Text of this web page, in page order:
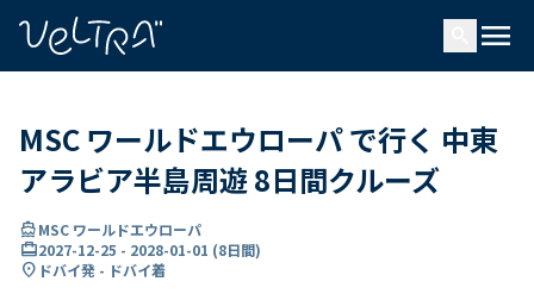
menu
MSC ワールドエウローパ で行く 中東
アラビア半島周遊 8日間クルーズ
directions_boatMSC ワールドエウローパ
card_travel2027-12-25 - 2028-01-01 (8日間)
location_on ドバイ発 - ドバイ着